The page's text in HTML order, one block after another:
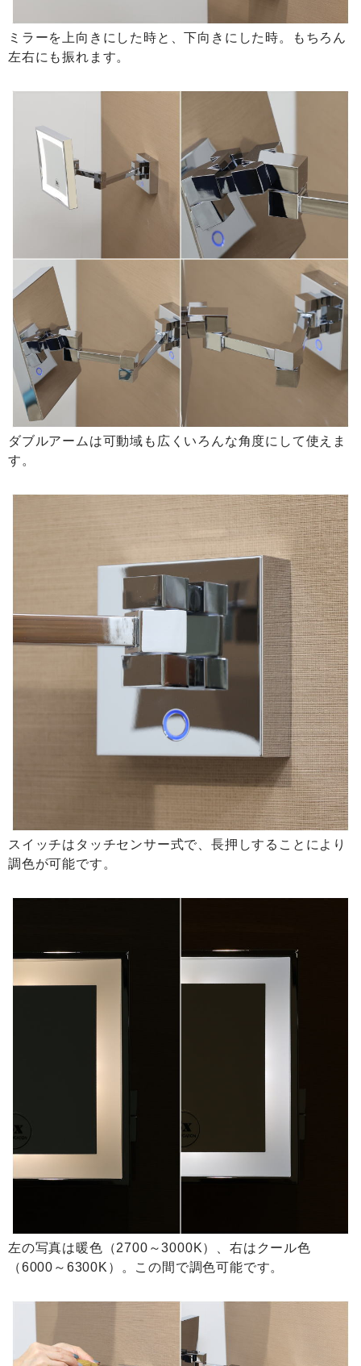
ミラーを上向きにした時と、下向きにした時。もちろん
左右にも振れます。
ダブルアームは可動域も広くいろんな角度にして使えま
す。
スイッチはタッチセンサー式で、長押しすることにより
調色が可能です。
左の写真は暖色（2700～3000K）、右はクール色
（6000～6300K）。この間で調色可能です。